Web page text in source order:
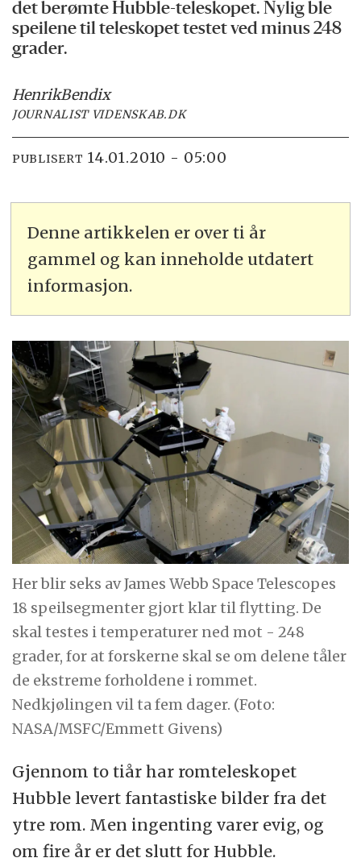
det berømte Hubble-teleskopet. Nylig ble
speilene til teleskopet testet ved minus 248
grader.
HenrikBendix
JOURNALIST VIDENSKAB.DK
PUBLISERT 14.01.2010 - 05:00
Denne artikkelen er over ti år
gammel og kan inneholde utdatert
informasjon.
Her blir seks av James Webb Space Telescopes
18 speilsegmenter gjort klar til flytting. De
skal testes i temperaturer ned mot - 248
grader, for at forskerne skal se om delene tåler
de ekstreme forholdene i rommet.
Nedkjølingen vil ta fem dager. (Foto:
NASA/MSFC/Emmett Givens)
Gjennom to tiår har romteleskopet
Hubble levert fantastiske bilder fra det
ytre rom. Men ingenting varer evig, og
om fire år er det slutt for Hubble.